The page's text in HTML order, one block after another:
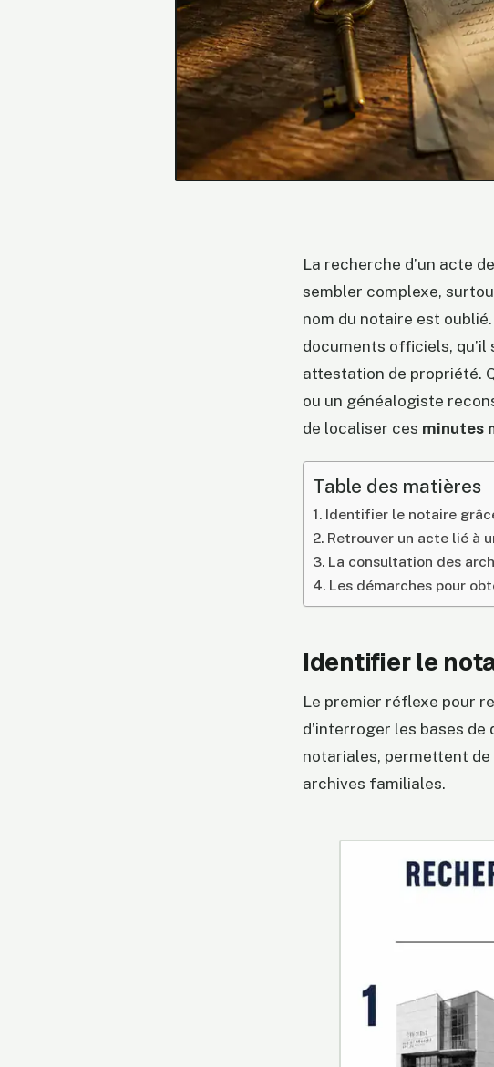
La recherche d’un acte
sembler complexe,
nom du notaire est
documents officiels, qu’il
attestation de propriété.
ou un généalogiste
de localiser ces minutes
Table des matières
Identifier le notaire
Retrouver un acte lié à
La consultation des
Les démarches pour
Identifier le
Le premier réflexe pour
d’interroger les bases
notariales, permettent de
archives familiales.